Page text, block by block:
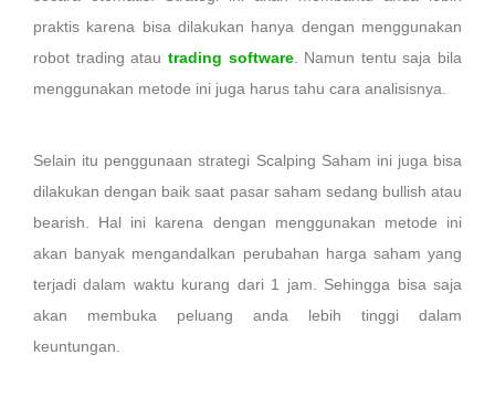
praktis karena bisa dilakukan hanya dengan menggunakan
robot trading atau trading software. Namun tentu saja bila
menggunakan metode ini juga harus tahu cara analisisnya.
Selain itu penggunaan strategi Scalping Saham ini juga bisa
dilakukan dengan baik saat pasar saham sedang bullish atau
bearish. Hal ini karena dengan menggunakan metode ini
akan banyak mengandalkan perubahan harga saham yang
terjadi dalam waktu kurang dari 1 jam. Sehingga bisa saja
akan membuka peluang anda lebih tinggi dalam
keuntungan.